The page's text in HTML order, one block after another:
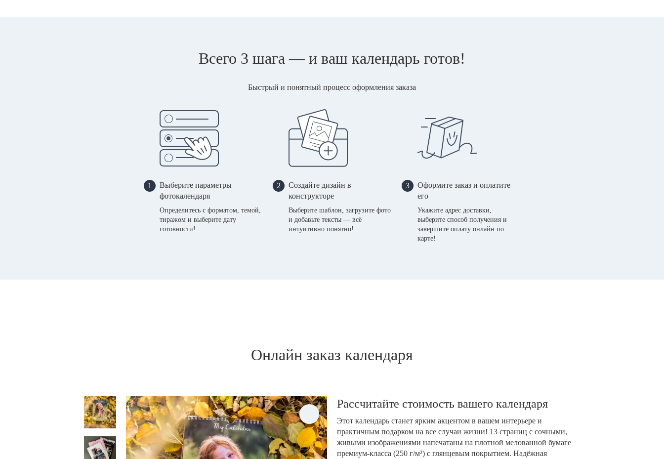
Всего 3 шага — и ваш календарь готов!
Быстрый и понятный процесс оформления заказа
1
Выберите параметры
фотокалендаря
Определитесь с форматом, темой,
тиражом и выберите дату
готовности!
2
Создайте дизайн в
конструкторе
Выберите шаблон, загрузите фото
и добавьте тексты — всё
интуитивно понятно!
3
Оформите заказ и оплатите
его
Укажите адрес доставки,
выберите способ получения и
завершите оплату онлайн по
карте!
Онлайн заказ календаря
Рассчитайте стоимость вашего календаря
Этот календарь станет ярким акцентом в вашем интерьере и
практичным подарком на все случаи жизни! 13 страниц с сочными,
живыми изображениями напечатаны на плотной мелованной бумаге
премиум-класса (250 г/м²) с глянцевым покрытием. Надёжная